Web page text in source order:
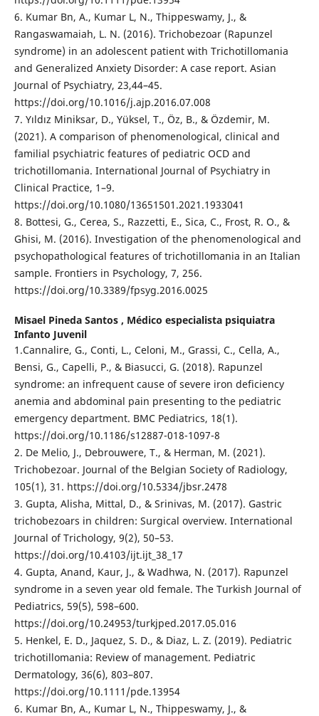
6. Kumar Bn, A., Kumar L, N., Thippeswamy, J., &
Rangaswamaiah, L. N. (2016). Trichobezoar (Rapunzel
syndrome) in an adolescent patient with Trichotillomania
and Generalized Anxiety Disorder: A case report. Asian
Journal of Psychiatry, 23,44–45.
https://doi.org/10.1016/j.ajp.2016.07.008
7. Yıldız Miniksar, D., Yüksel, T., Öz, B., & Özdemir, M.
(2021). A comparison of phenomenological, clinical and
familial psychiatric features of pediatric OCD and
trichotillomania. International Journal of Psychiatry in
Clinical Practice, 1–9.
https://doi.org/10.1080/13651501.2021.1933041
8. Bottesi, G., Cerea, S., Razzetti, E., Sica, C., Frost, R. O., &
Ghisi, M. (2016). Investigation of the phenomenological and
psychopathological features of trichotillomania in an Italian
sample. Frontiers in Psychology, 7, 256.
https://doi.org/10.3389/fpsyg.2016.0025
Misael Pineda Santos , Médico especialista psiquiatra
Infanto Juvenil
1.Cannalire, G., Conti, L., Celoni, M., Grassi, C., Cella, A.,
Bensi, G., Capelli, P., & Biasucci, G. (2018). Rapunzel
syndrome: an infrequent cause of severe iron deficiency
anemia and abdominal pain presenting to the pediatric
emergency department. BMC Pediatrics, 18(1).
https://doi.org/10.1186/s12887-018-1097-8
2. De Melio, J., Debrouwere, T., & Herman, M. (2021).
Trichobezoar. Journal of the Belgian Society of Radiology,
105(1), 31. https://doi.org/10.5334/jbsr.2478
3. Gupta, Alisha, Mittal, D., & Srinivas, M. (2017). Gastric
trichobezoars in children: Surgical overview. International
Journal of Trichology, 9(2), 50–53.
https://doi.org/10.4103/ijt.ijt_38_17
4. Gupta, Anand, Kaur, J., & Wadhwa, N. (2017). Rapunzel
syndrome in a seven year old female. The Turkish Journal of
Pediatrics, 59(5), 598–600.
https://doi.org/10.24953/turkjped.2017.05.016
5. Henkel, E. D., Jaquez, S. D., & Diaz, L. Z. (2019). Pediatric
trichotillomania: Review of management. Pediatric
Dermatology, 36(6), 803–807.
https://doi.org/10.1111/pde.13954
6. Kumar Bn, A., Kumar L, N., Thippeswamy, J., &